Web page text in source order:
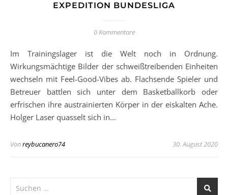
EXPEDITION BUNDESLIGA
0 Kommentare
Im Trainingslager ist die Welt noch in Ordnung.
Wirkungsmächtige Bilder der schweißtreibenden Einheiten
wechseln mit Feel-Good-Vibes ab. Flachsende Spieler und
Betreuer battlen sich unter dem Basketballkorb oder
erfrischen ihre austrainierten Körper in der eiskalten Ache.
Holger Laser quasselt sich in…
Vonreybucanero74 30. August 2020